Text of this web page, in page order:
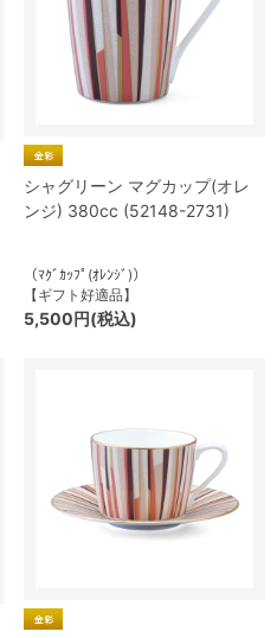
シャグリーン マグカップ(オレ
ンジ) 380cc (52148-2731)
（ﾏｸﾞｶｯﾌﾟ(ｵﾚﾝｼﾞ)）
【ギフト好適品】
5,500円(税込)